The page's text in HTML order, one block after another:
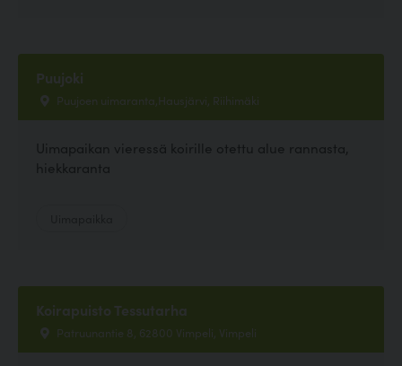
Puujoki
Puujoen uimaranta,Hausjärvi, Riihimäki
Uimapaikan vieressä koirille otettu alue rannasta,
hiekkaranta
Koirapuisto Tessutarha
Patruunantie 8, 62800 Vimpeli, Vimpeli